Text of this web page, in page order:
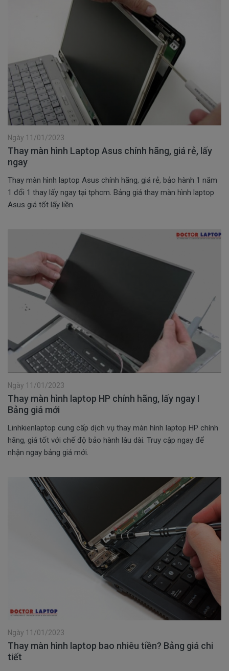
Thay màn hình Laptop Asus chính hãng, giá rẻ, lấy
ngay
Ngày 11/01/2023
Thay màn hình laptop Asus chính hãng, giá rẻ, bảo hành 1 năm
1 đổi 1 thay lấy ngay tại tphcm. Bảng giá thay màn hình laptop
Asus giá tốt lấy liền.
Thay màn hình laptop HP chính hãng, lấy ngay ǀ
Bảng giá mới
Ngày 11/01/2023
Linhkienlaptop cung cấp dịch vụ thay màn hình laptop HP chính
hãng, giá tốt với chế độ bảo hành lâu dài. Truy cập ngay để
nhận ngay bảng giá mới.
Thay màn hình laptop bao nhiêu tiền? Bảng giá chi
tiết
Ngày 11/01/2023